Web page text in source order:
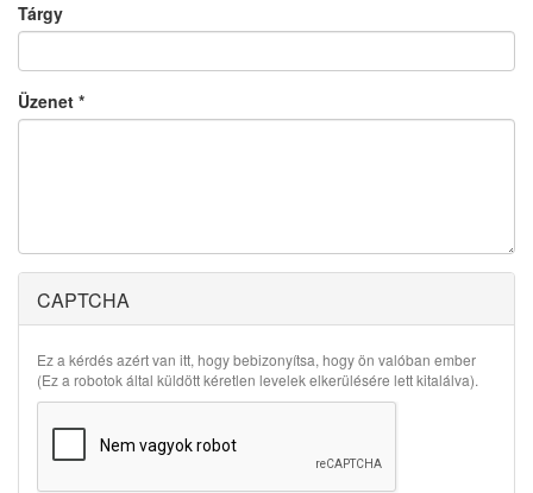
Tárgy
Üzenet *
CAPTCHA
Ez a kérdés azért van itt, hogy bebizonyítsa, hogy ön valóban ember
(Ez a robotok által küldött kéretlen levelek elkerülésére lett kitalálva).